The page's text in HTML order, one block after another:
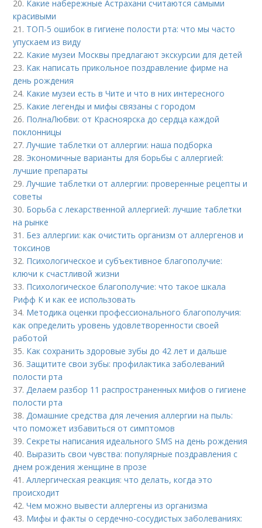
20. Какие набережные Астрахани считаются самыми
красивыми
21. ТОП-5 ошибок в гигиене полости рта: что мы часто
упускаем из виду
22. Какие музеи Москвы предлагают экскурсии для детей
23. Как написать прикольное поздравление фирме на
день рождения
24. Какие музеи есть в Чите и что в них интересного
25. Какие легенды и мифы связаны с городом
26. ПолнаЛюбви: от Красноярска до сердца каждой
поклонницы
27. Лучшие таблетки от аллергии: наша подборка
28. Экономичные варианты для борьбы с аллергией:
лучшие препараты
29. Лучшие таблетки от аллергии: проверенные рецепты и
советы
30. Борьба с лекарственной аллергией: лучшие таблетки
на рынке
31. Без аллергии: как очистить организм от аллергенов и
токсинов
32. Психологическое и субъективное благополучие:
ключи к счастливой жизни
33. Психологическое благополучие: что такое шкала
Рифф К и как ее использовать
34. Методика оценки профессионального благополучия:
как определить уровень удовлетворенности своей
работой
35. Как сохранить здоровые зубы до 42 лет и дальше
36.Защитите свои зубы: профилактика заболеваний
полости рта
37. Делаем разбор 11 распространенных мифов о гигиене
полости рта
38. Домашние средства для лечения аллергии на пыль:
что поможет избавиться от симптомов
39.Секреты написания идеального SMS на день рождения
40. Выразить свои чувства: популярные поздравления с
днем рождения женщине в прозе
41.Аллергическая реакция: что делать, когда это
происходит
42.Чем можно вывести аллергены из организма
43. Мифы и факты о сердечно-сосудистых заболеваниях: